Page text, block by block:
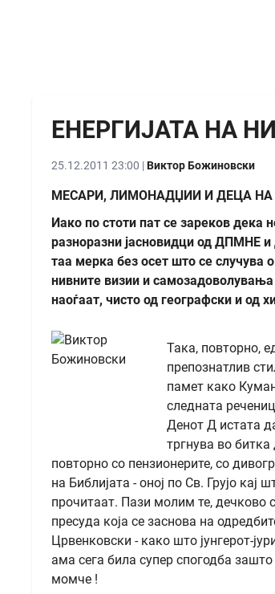
ЕНЕРГИЈАТА НА
25.12.2011 23:00 |Виктор Божиновски
МЕСАРИ, ЛИМОНАДЏИИ И ДЕЦА
Иако по стоти пат се зареков дека
разноразни јасновидци од ДПМНЕ
таа мерка без осет што се
нивните визии и
наоѓаат, чисто од географски и од
Така, повторно,
препознатлив
памет како
следната
Денот Д истата
тргнува во
повторно со пензионерите, со
на Библијата - оној по Св. Грујо
прочитаат. Пази молим те, дечково
пресуда која се заснова на
Црвенковски - како што јунгерот-
ама сега била супер спогодба
момче !